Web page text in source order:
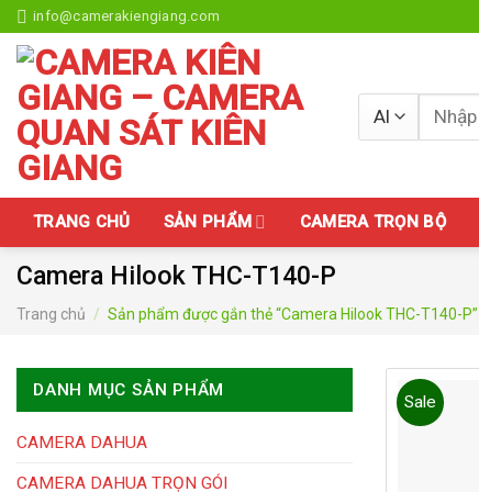
Skip
to
content
info@camerakiengiang.com
Tìm
TRANG CHỦ SẢN PHẨM CAMERA TRỌN BỘ
Camera Hilook THC-T140-P
Trang chủ / Sản phẩm được gắn thẻ “Camera Hilook THC-T140-P”
DANH MỤC SẢN PHẨM
CAMERA DAHUA
CAMERA DAHUA TRỌN GÓI
Sale